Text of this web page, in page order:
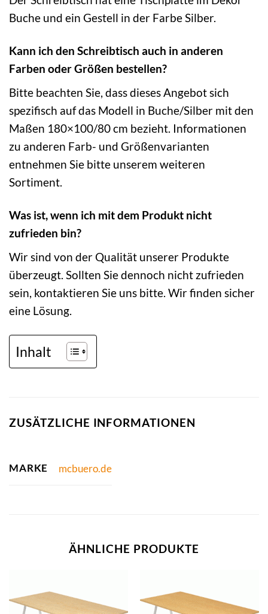
Buche und ein Gestell in der Farbe Silber.
Kann ich den Schreibtisch auch in anderen
Farben oder Größen bestellen?
Bitte beachten Sie, dass dieses Angebot sich
spezifisch auf das Modell in Buche/Silber mit den
Maßen 180×100/80 cm bezieht. Informationen
zu anderen Farb- und Größenvarianten
entnehmen Sie bitte unserem weiteren
Sortiment.
Was ist, wenn ich mit dem Produkt nicht
zufrieden bin?
Wir sind von der Qualität unserer Produkte
überzeugt. Sollten Sie dennoch nicht zufrieden
sein, kontaktieren Sie uns bitte. Wir finden sicher
eine Lösung.
Inhalt
ZUSÄTZLICHE INFORMATIONEN
MARKE mcbuero.de
ÄHNLICHE PRODUKTE